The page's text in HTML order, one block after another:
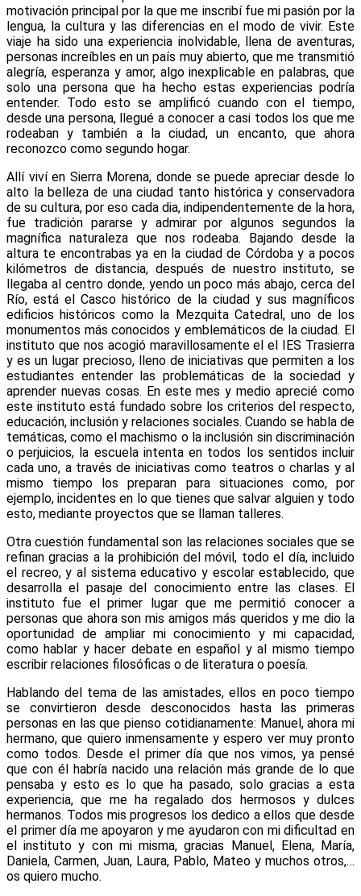
motivación principal por la que me inscribí fue mi pasión por la
lengua, la cultura y las diferencias en el modo de vivir. Este
viaje ha sido una experiencia inolvidable, llena de aventuras,
personas increíbles en un país muy abierto, que me transmitió
alegría, esperanza y amor, algo inexplicable en palabras, que
solo una persona que ha hecho estas experiencias podría
entender. Todo esto se amplificó cuando con el tiempo,
desde una persona, llegué a conocer a casi todos los que me
rodeaban y también a la ciudad, un encanto, que ahora
reconozco como segundo hogar.
Allí viví en Sierra Morena, donde se puede apreciar desde lo
alto la belleza de una ciudad tanto histórica y conservadora
de su cultura, por eso cada dia, indipendentemente de la hora,
fue tradición pararse y admirar por algunos segundos la
magnífica naturaleza que nos rodeaba. Bajando desde la
altura te encontrabas ya en la ciudad de Córdoba y a pocos
kilómetros de distancia, después de nuestro instituto, se
llegaba al centro donde, yendo un poco más abajo, cerca del
Río, está el Casco histórico de la ciudad y sus magníficos
edificios históricos como la Mezquita Catedral, uno de los
monumentos más conocidos y emblemáticos de la ciudad. El
instituto que nos acogió maravillosamente el el IES Trasierra
y es un lugar precioso, lleno de iniciativas que permiten a los
estudiantes entender las problemáticas de la sociedad y
aprender nuevas cosas. En este mes y medio aprecié como
este instituto está fundado sobre los criterios del respecto,
educación, inclusión y relaciones sociales. Cuando se habla de
temáticas, como el machismo o la inclusión sin discriminación
o perjuicios, la escuela intenta en todos los sentidos incluir
cada uno, a través de iniciativas como teatros o charlas y al
mismo tiempo los preparan para situaciones como, por
ejemplo, incidentes en lo que tienes que salvar alguien y todo
esto, mediante proyectos que se llaman talleres.
Otra cuestión fundamental son las relaciones sociales que se
refinan gracias a la prohibición del móvil, todo el día, incluido
el recreo, y al sistema educativo y escolar establecido, que
desarrolla el pasaje del conocimiento entre las clases. El
instituto fue el primer lugar que me permitió conocer a
personas que ahora son mis amigos más queridos y me dio la
oportunidad de ampliar mi conocimiento y mi capacidad,
como hablar y hacer debate en español y al mismo tiempo
escribir relaciones filosóficas o de literatura o poesía.
Hablando del tema de las amistades, ellos en poco tiempo
se convirtieron desde desconocidos hasta las primeras
personas en las que pienso cotidianamente: Manuel, ahora mi
hermano, que quiero inmensamente y espero ver muy pronto
como todos. Desde el primer día que nos vimos, ya pensé
que con él habría nacido una relación más grande de lo que
pensaba y esto es lo que ha pasado, solo gracias a esta
experiencia, que me ha regalado dos hermosos y dulces
hermanos. Todos mis progresos los dedico a ellos que desde
el primer día me apoyaron y me ayudaron con mi dificultad en
el instituto y con mi misma, gracias Manuel, Elena, María,
Daniela, Carmen, Juan, Laura, Pablo, Mateo y muchos otros,…
os quiero mucho.